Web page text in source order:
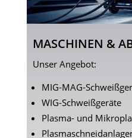
MASCHINEN &
Unser Angebot:
MIG-MAG-
WIG-Schweißgeräte
Plasma- und